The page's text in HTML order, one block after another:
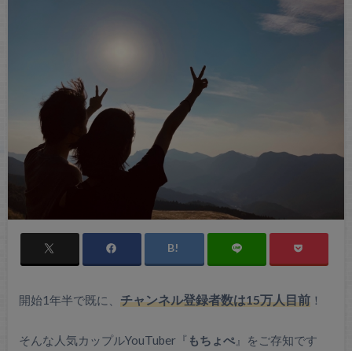
開始1年半で既に、 チャンネル登録者数は15万人目前！
そんな人気カップルYouTuber『 もちょぺ』をご存知です